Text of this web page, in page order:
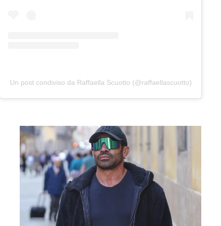
Un post condiviso da Raffaella Scuotto (@raffaellascuotto)